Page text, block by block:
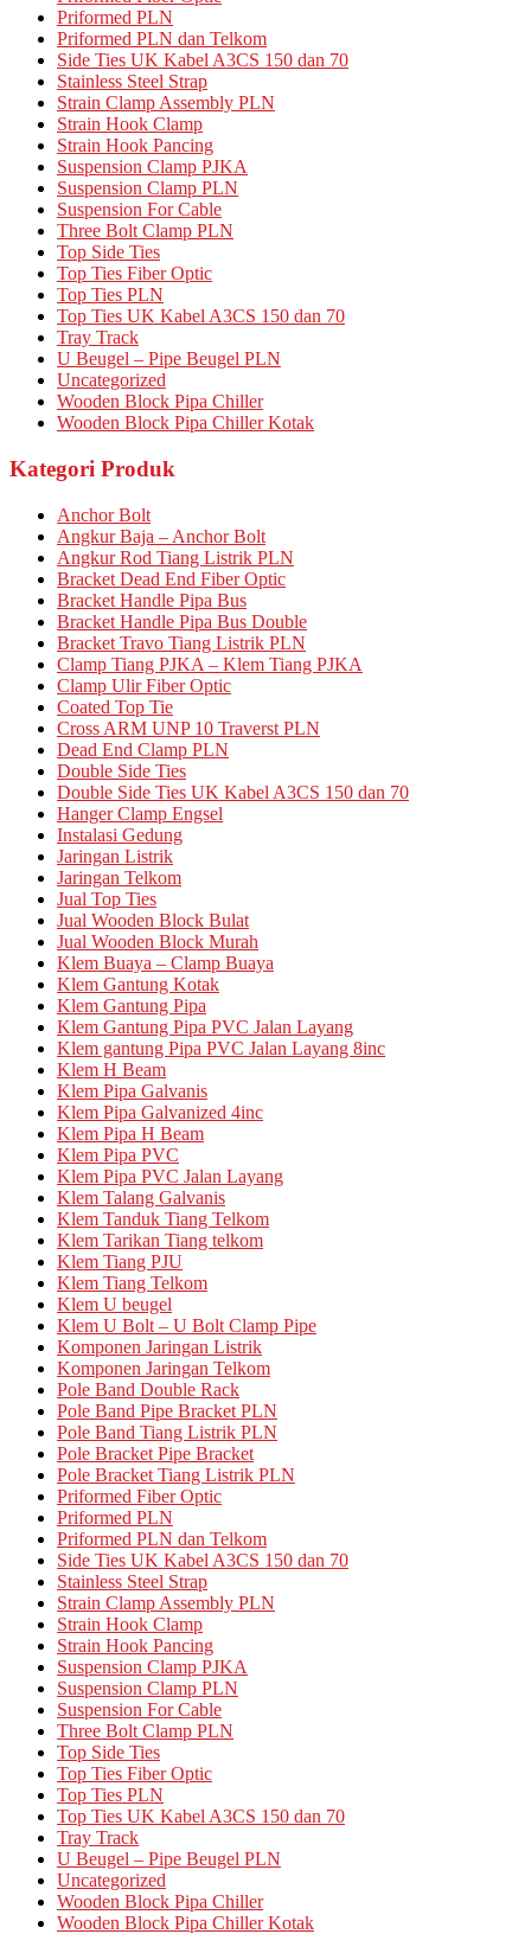
Priformed PLN
Priformed PLN dan Telkom
Side Ties UK Kabel A3CS 150 dan 70
Stainless Steel Strap
Strain Clamp Assembly PLN
Strain Hook Clamp
Strain Hook Pancing
Suspension Clamp PJKA
Suspension Clamp PLN
Suspension For Cable
Three Bolt Clamp PLN
Top Side Ties
Top Ties Fiber Optic
Top Ties PLN
Top Ties UK Kabel A3CS 150 dan 70
Tray Track
U Beugel – Pipe Beugel PLN
Uncategorized
Wooden Block Pipa Chiller
Wooden Block Pipa Chiller Kotak
Kategori Produk
Anchor Bolt
Angkur Baja – Anchor Bolt
Angkur Rod Tiang Listrik PLN
Bracket Dead End Fiber Optic
Bracket Handle Pipa Bus
Bracket Handle Pipa Bus Double
Bracket Travo Tiang Listrik PLN
Clamp Tiang PJKA – Klem Tiang PJKA
Clamp Ulir Fiber Optic
Coated Top Tie
Cross ARM UNP 10 Traverst PLN
Dead End Clamp PLN
Double Side Ties
Double Side Ties UK Kabel A3CS 150 dan 70
Hanger Clamp Engsel
Instalasi Gedung
Jaringan Listrik
Jaringan Telkom
Jual Top Ties
Jual Wooden Block Bulat
Jual Wooden Block Murah
Klem Buaya – Clamp Buaya
Klem Gantung Kotak
Klem Gantung Pipa
Klem Gantung Pipa PVC Jalan Layang
Klem gantung Pipa PVC Jalan Layang 8inc
Klem H Beam
Klem Pipa Galvanis
Klem Pipa Galvanized 4inc
Klem Pipa H Beam
Klem Pipa PVC
Klem Pipa PVC Jalan Layang
Klem Talang Galvanis
Klem Tanduk Tiang Telkom
Klem Tarikan Tiang telkom
Klem Tiang PJU
Klem Tiang Telkom
Klem U beugel
Klem U Bolt – U Bolt Clamp Pipe
Komponen Jaringan Listrik
Komponen Jaringan Telkom
Pole Band Double Rack
Pole Band Pipe Bracket PLN
Pole Band Tiang Listrik PLN
Pole Bracket Pipe Bracket
Pole Bracket Tiang Listrik PLN
Priformed Fiber Optic
Priformed PLN
Priformed PLN dan Telkom
Side Ties UK Kabel A3CS 150 dan 70
Stainless Steel Strap
Strain Clamp Assembly PLN
Strain Hook Clamp
Strain Hook Pancing
Suspension Clamp PJKA
Suspension Clamp PLN
Suspension For Cable
Three Bolt Clamp PLN
Top Side Ties
Top Ties Fiber Optic
Top Ties PLN
Top Ties UK Kabel A3CS 150 dan 70
Tray Track
U Beugel – Pipe Beugel PLN
Uncategorized
Wooden Block Pipa Chiller
Wooden Block Pipa Chiller Kotak